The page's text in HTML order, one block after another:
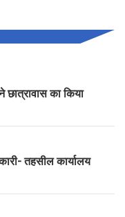
का किया
तहसील कार्यालय